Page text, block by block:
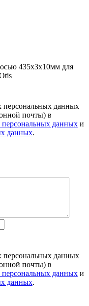
435х3х10мм для
персональных данных
почты) в
данных и
данных.
персональных данных
почты) в
данных и
данных.